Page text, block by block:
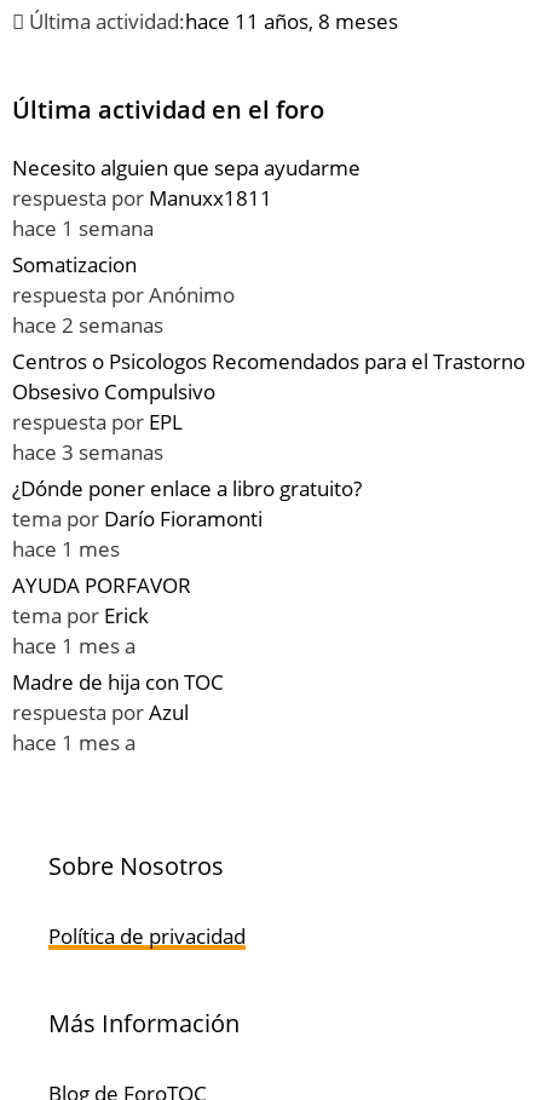
Última actividad:hace 11 años, 8 meses
Última actividad en el foro
Necesito alguien que sepa ayudarme
respuesta por Manuxx1811
hace 1 semana
Somatizacion
respuesta porAnónimo
hace 2 semanas
Centros o Psicologos Recomendados para el Trastorno
Obsesivo Compulsivo
respuesta por EPL
hace 3 semanas
¿Dónde poner enlace a libro gratuito?
tema por Darío Fioramonti
hace 1 mes
AYUDA PORFAVOR
tema por Erick
hace 1 mes a
Madre de hija con TOC
respuesta porAzul
hace 1 mes a
Sobre Nosotros
Política de privacidad
Más Información
Blog de ForoTOC